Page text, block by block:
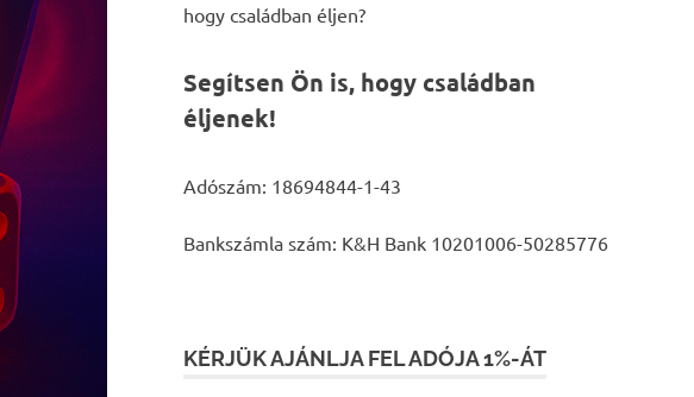
hogy családban éljen?
Segítsen Ön is, hogy családban
éljenek!
Adószám: 18694844-1-43
Bankszámla szám: K&H Bank 10201006-50285776
KÉRJÜK AJÁNLJA FEL ADÓJA 1%-ÁT